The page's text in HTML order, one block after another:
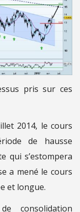
pris sur ces
2014, le cours
de hausse
qui s’estompera
a mené le cours
et longue.
consolidation